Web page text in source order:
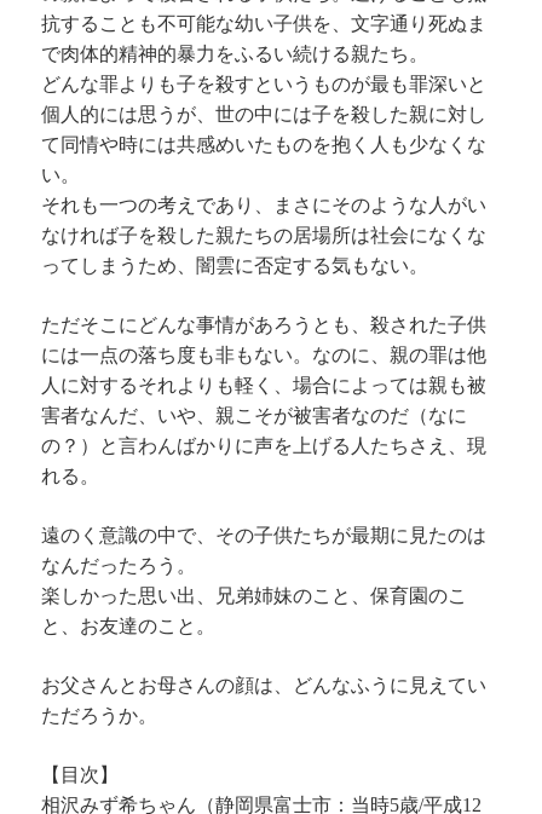
抗することも不可能な幼い子供を、文字通り死ぬま
で肉体的精神的暴力をふるい続ける親たち。
どんな罪よりも子を殺すというものが最も罪深いと
個人的には思うが、世の中には子を殺した親に対し
て同情や時には共感めいたものを抱く人も少なくな
い。
それも一つの考えであり、まさにそのような人がい
なければ子を殺した親たちの居場所は社会になくな
ってしまうため、闇雲に否定する気もない。
ただそこにどんな事情があろうとも、殺された子供
には一点の落ち度も非もない。なのに、親の罪は他
人に対するそれよりも軽く、場合によっては親も被
害者なんだ、いや、親こそが被害者なのだ（なに
の？）と言わんばかりに声を上げる人たちさえ、現
れる。
遠のく意識の中で、その子供たちが最期に見たのは
なんだったろう。
楽しかった思い出、兄弟姉妹のこと、保育園のこ
と、お友達のこと。
お父さんとお母さんの顔は、どんなふうに見えてい
ただろうか。
【目次】
相沢みず希ちゃん（静岡県富士市：当時5歳/平成12